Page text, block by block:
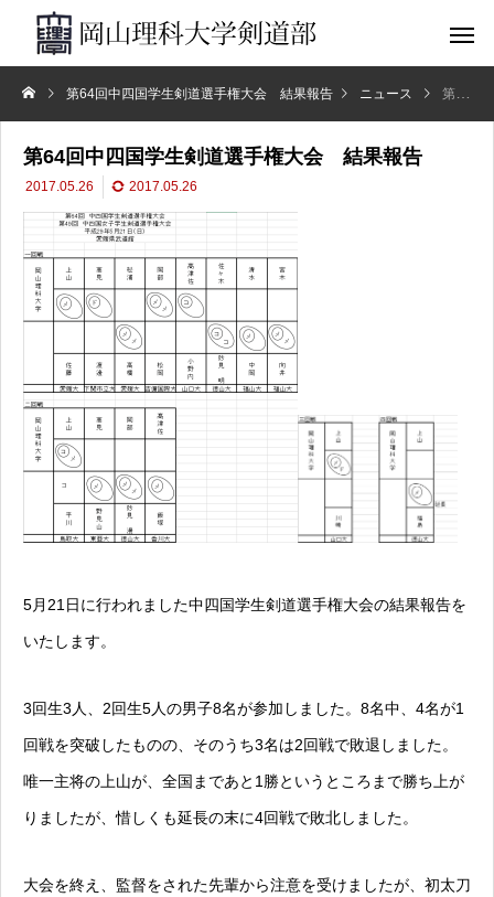
第64回中四国学生剣道選手権大会 結果報告 ニュース 第64回中四国学生剣道選手権大会 結果報告
第64回中四国学生剣道選手権大会 結果報告
2017.05.26 2017.05.26
5月21日に行われました中四国学生剣道選手権大会の結果報告を
いたします。
3回生3人、2回生5人の男子8名が参加しました。8名中、4名が1
回戦を突破したものの、そのうち3名は2回戦で敗退しました。
唯一主将の上山が、全国まであと1勝というところまで勝ち上が
りましたが、惜しくも延長の末に4回戦で敗北しました。
大会を終え、監督をされた先輩から注意を受けましたが、初太刀